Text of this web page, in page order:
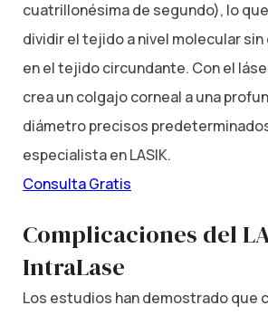
cuatrillonésima de segundo), lo
dividir el tejido a nivel molecular
en el tejido circundante. Con el
crea un colgajo corneal a una
diámetro precisos
especialista en LASIK.
Consulta Gratis
Complicaciones del
IntraLase
Los estudios han demostrado que